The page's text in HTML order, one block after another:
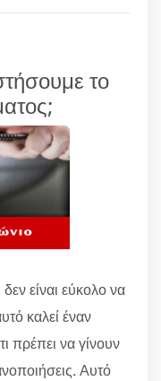
το
είναι εύκολο να
καλεί έναν
πρέπει να γίνουν
Αυτό